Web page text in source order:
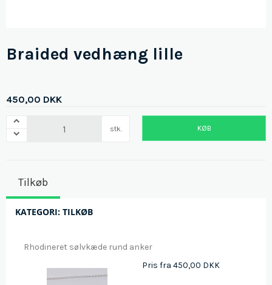
Braided vedhæng lille
450,00 DKK
stk. KØB
Tilkøb
KATEGORI: TILKØB
Rhodineret sølvkæde rund anker
Pris fra 450,00 DKK